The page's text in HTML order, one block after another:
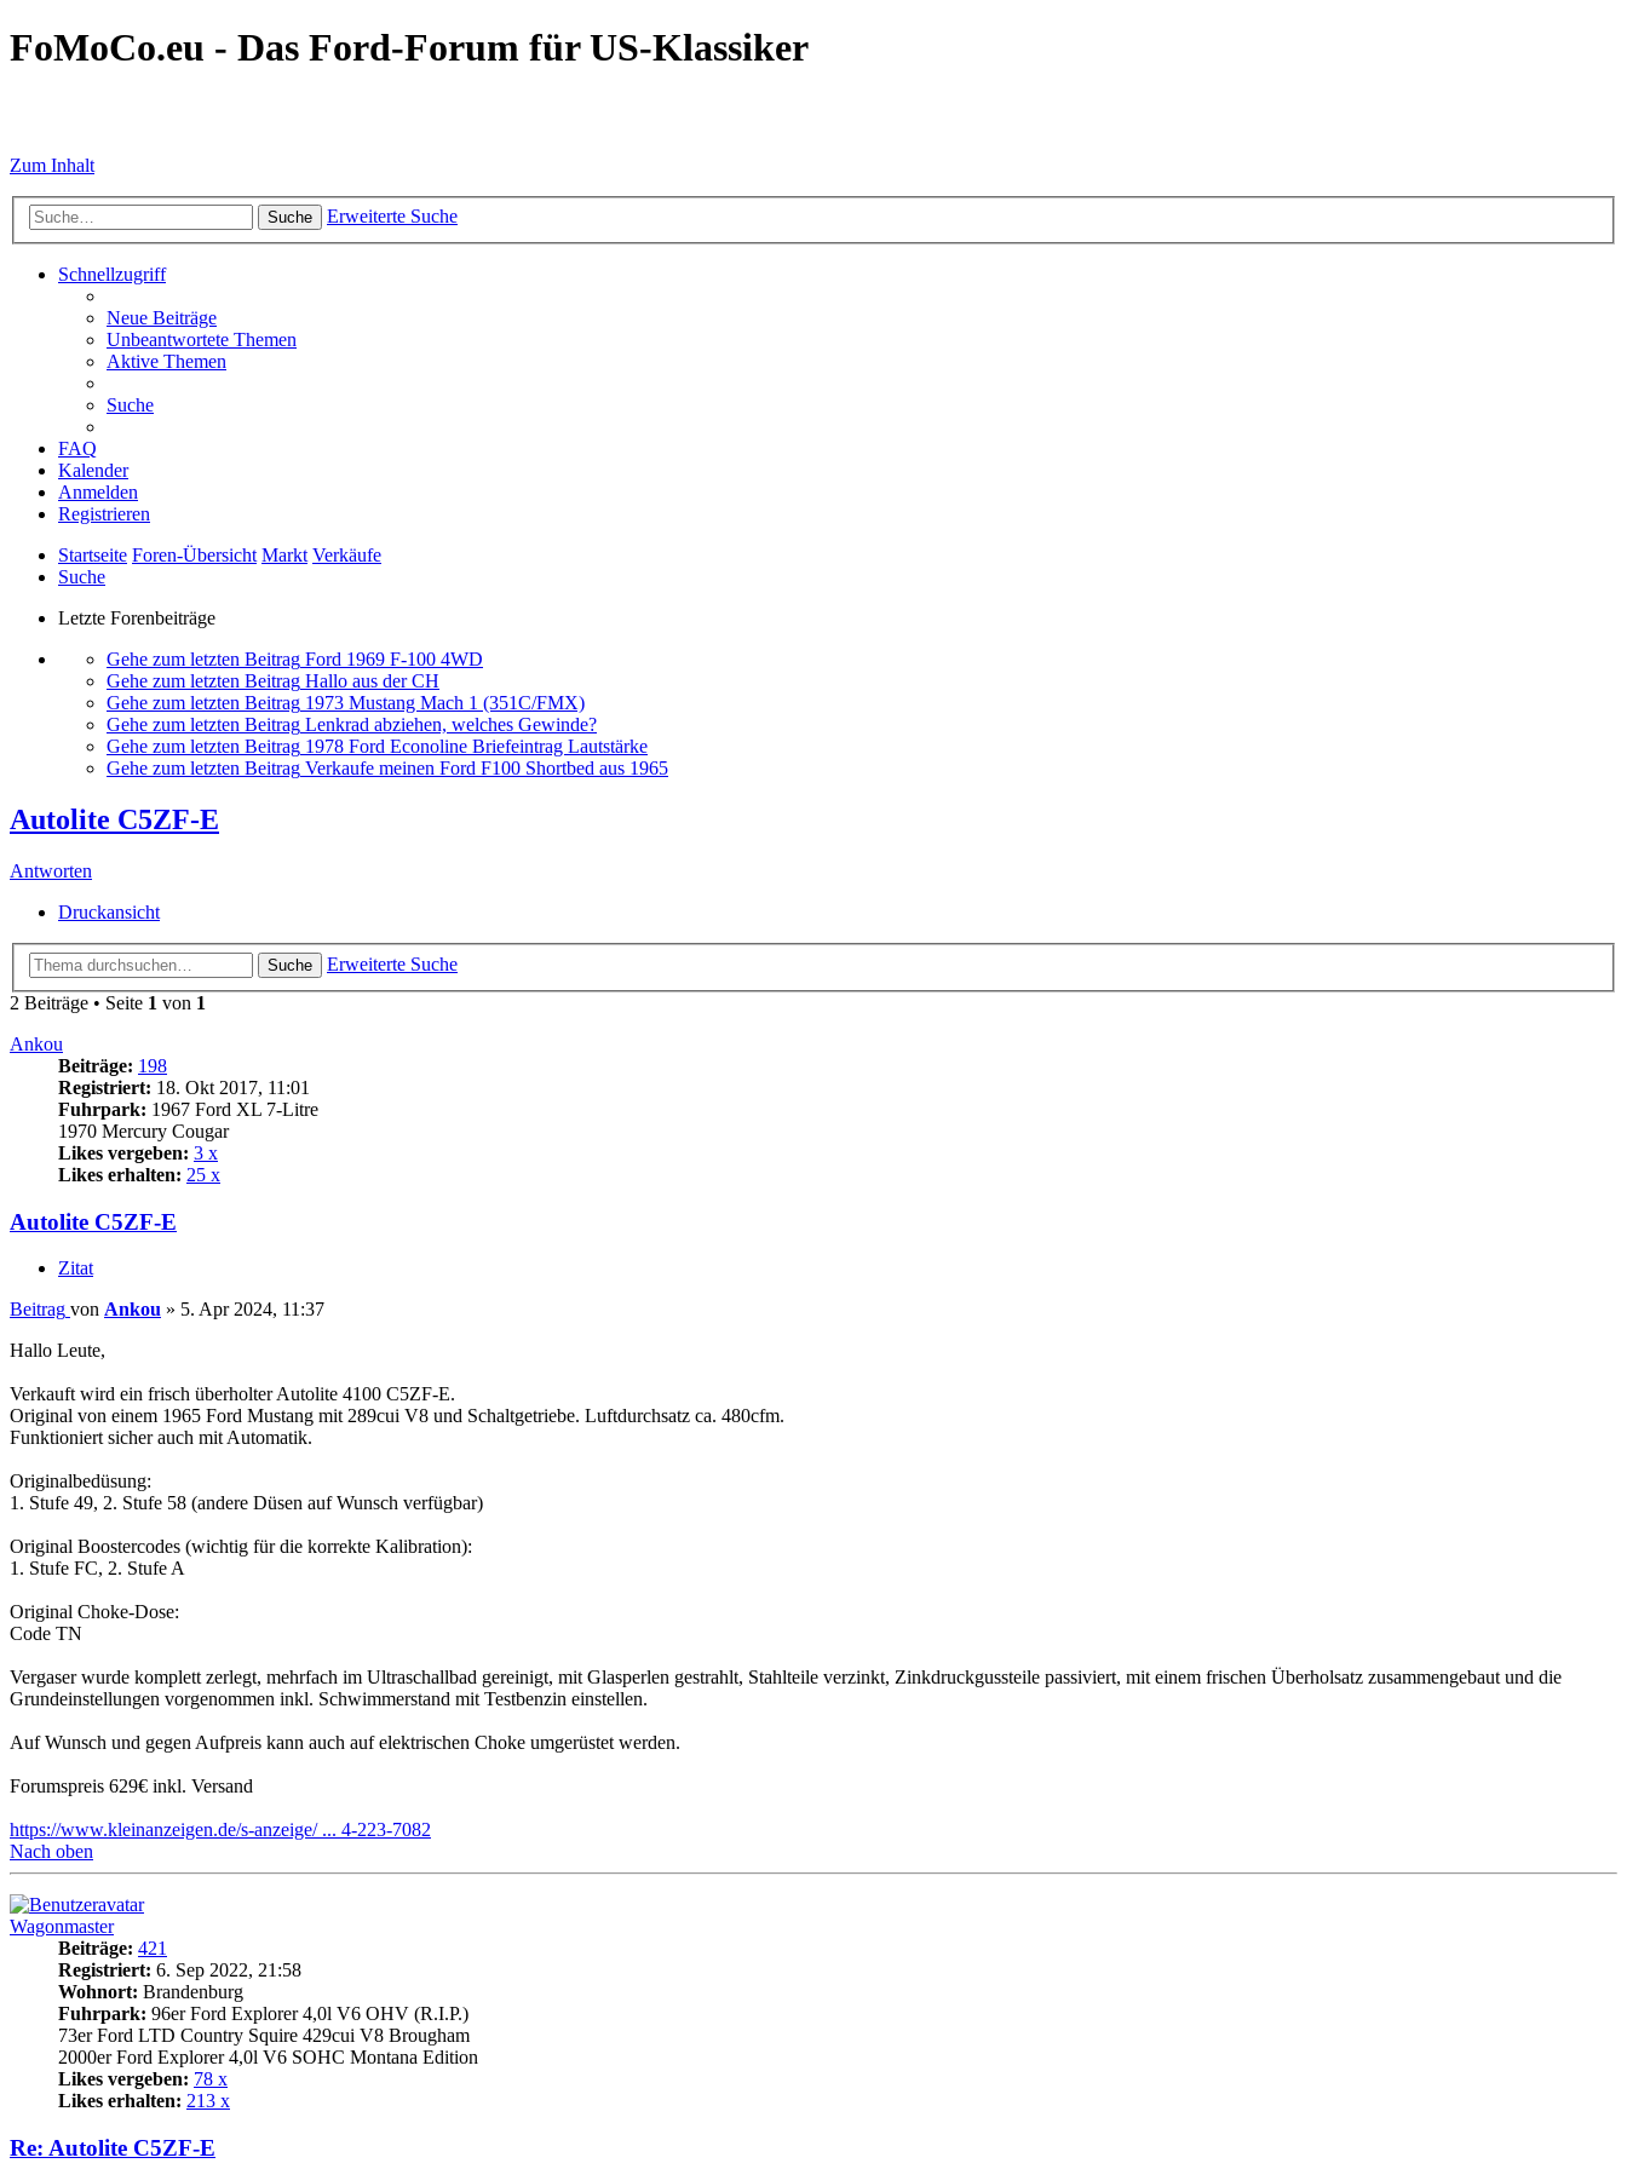
FoMoCo.eu - Das Ford-Forum für US-Klassiker
Zum Inhalt
Suche Erweiterte Suche
Schnellzugriff
Neue Beiträge
Unbeantwortete Themen
Aktive Themen
Suche
FAQ
Kalender
Anmelden
Registrieren
Startseite Foren-Übersicht Markt Verkäufe
Suche
Letzte Forenbeiträge
Gehe zum letzten Beitrag Ford 1969 F-100 4WD
Gehe zum letzten Beitrag Hallo aus der CH
Gehe zum letzten Beitrag 1973 Mustang Mach 1 (351C/FMX)
Gehe zum letzten Beitrag Lenkrad abziehen, welches Gewinde?
Gehe zum letzten Beitrag 1978 Ford Econoline Briefeintrag Lautstärke
Gehe zum letzten Beitrag Verkaufe meinen Ford F100 Shortbed aus 1965
Autolite C5ZF-E
Antworten
Druckansicht
Suche
Erweiterte Suche
2 Beiträge • Seite 1 von 1
Ankou
Beiträge: 198
Registriert: 18. Okt 2017, 11:01
Fuhrpark: 1967 Ford XL 7-Litre
1970 Mercury Cougar
Likes vergeben: 3 x
Likes erhalten: 25 x
Autolite C5ZF-E
Zitat
Beitrag von Ankou » 5. Apr 2024, 11:37
Hallo Leute,
Verkauft wird ein frisch überholter Autolite 4100 C5ZF-E.
Original von einem 1965 Ford Mustang mit 289cui V8 und Schaltgetriebe. Luftdurchsatz ca. 480cfm.
Funktioniert sicher auch mit Automatik.
Originalbedüsung:
1. Stufe 49, 2. Stufe 58 (andere Düsen auf Wunsch verfügbar)
Original Boostercodes (wichtig für die korrekte Kalibration):
1. Stufe FC, 2. Stufe A
Original Choke-Dose:
Code TN
Vergaser wurde komplett zerlegt, mehrfach im Ultraschallbad gereinigt, mit Glasperlen gestrahlt, Stahlteile verzinkt, Zinkdruckgussteile passiviert, mit einem frischen Überholsatz zusammengebaut und die
Grundeinstellungen vorgenommen inkl. Schwimmerstand mit Testbenzin einstellen.
Auf Wunsch und gegen Aufpreis kann auch auf elektrischen Choke umgerüstet werden.
Forumspreis 629€ inkl. Versand
https://www.kleinanzeigen.de/s-anzeige/ ... 4-223-7082
Nach oben
Wagonmaster
Beiträge: 421
Registriert: 6. Sep 2022, 21:58
Wohnort: Brandenburg
Fuhrpark: 96er Ford Explorer 4,0l V6 OHV (R.I.P.)
73er Ford LTD Country Squire 429cui V8 Brougham
2000er Ford Explorer 4,0l V6 SOHC Montana Edition
Likes vergeben: 78 x
Likes erhalten: 213 x
Re: Autolite C5ZF-E